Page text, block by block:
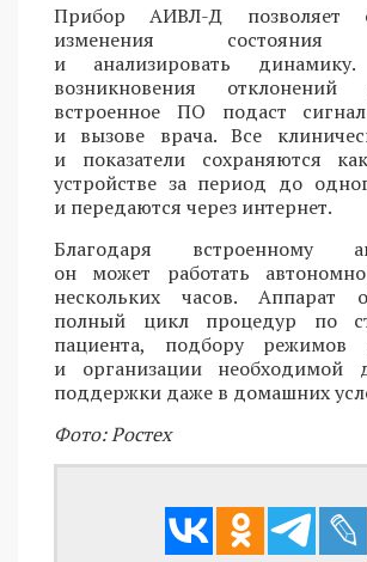
Прибор АИВЛ-Д позволяет
изменения состояния
и анализировать
возникновения
встроенное ПО подаст
и вызове врача. Все
и показатели сохраняются
устройстве за период до
и передаются через интернет.
Благодаря встроенному
он может работать
нескольких часов. Аппарат
полный цикл процедур по
пациента, подбору режимов
и организации необходимой
поддержки даже в домашних
Фото: Ростех